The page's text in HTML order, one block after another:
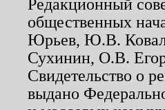
Редакционный
общественных
Юрьев, Ю.В.
Сухинин, О.В.
Свидетельство о
выдано